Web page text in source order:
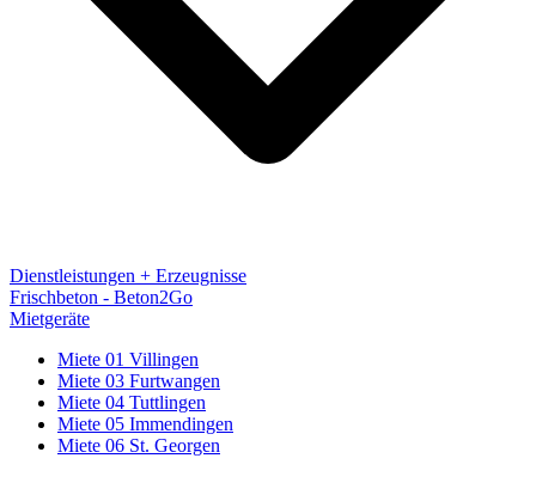
Dienstleistungen + Erzeugnisse
Frischbeton - Beton2Go
Mietgeräte
Miete 01 Villingen
Miete 03 Furtwangen
Miete 04 Tuttlingen
Miete 05 Immendingen
Miete 06 St. Georgen